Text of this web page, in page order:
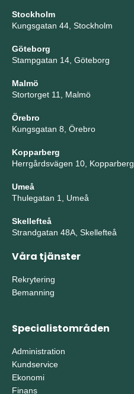
Stockholm
Kungsgatan 44, Stockholm
Göteborg
Stampgatan 14, Göteborg
Malmö
Stortorget 11, Malmö
Örebro
Kungsgatan 8, Örebro
Kopparberg
Herrgårdsvägen 10, Kopparberg
Umeå
Thulegatan 1, Umeå
Skellefteå
Strandgatan 48A, Skellefteå
Våra tjänster
Rekrytering
Bemanning
Specialistområden
Administration
Kundservice
Ekonomi
Finans